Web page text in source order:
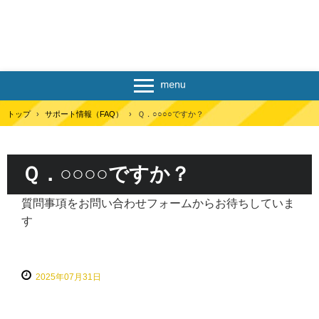
トップ › サポート情報（FAQ） › Ｑ．○○○○ですか？
Ｑ．○○○○ですか？
質問事項をお問い合わせフォームからお待ちしていま
す
2025年07月31日